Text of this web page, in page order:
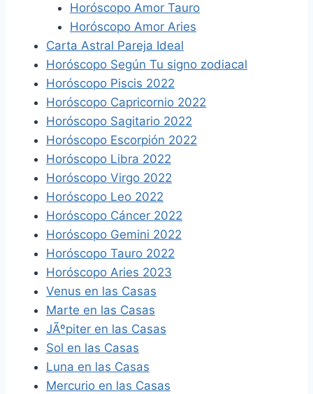
Horóscopo Amor Tauro
Horóscopo Amor Aries
Carta Astral Pareja Ideal
Horóscopo Según Tu signo zodiacal
Horóscopo Piscis 2022
Horóscopo Capricornio 2022
Horóscopo Sagitario 2022
Horóscopo Escorpión 2022
Horóscopo Libra 2022
Horóscopo Virgo 2022
Horóscopo Leo 2022
Horóscopo Cáncer 2022
Horóscopo Gemini 2022
Horóscopo Tauro 2022
Horóscopo Aries 2023
Venus en las Casas
Marte en las Casas
JÃºpiter en las Casas
Sol en las Casas
Luna en las Casas
Mercurio en las Casas